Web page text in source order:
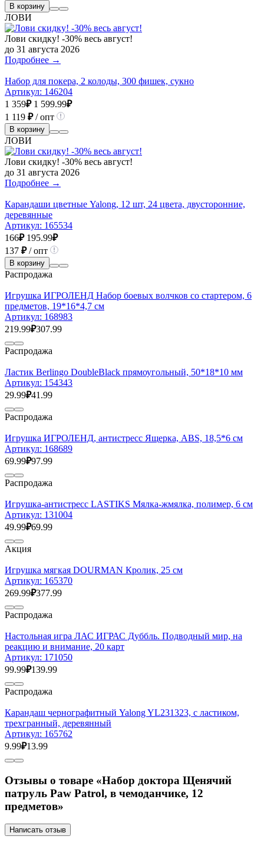
В корзину
ЛОВИ
Лови скидку! -30% весь август!
до 31 августа 2026
Подробнее →
Набор для покера, 2 колоды, 300 фишек, сукно
Артикул: 146204
1 359₽ 1 599.99₽
1 119 ₽/ опт
В корзину
ЛОВИ
Лови скидку! -30% весь август!
до 31 августа 2026
Подробнее →
Карандаши цветные Yalong, 12 шт, 24 цвета, двусторонние,
деревянные
Артикул: 165534
166₽ 195.99₽
137 ₽/ опт
В корзину
Распродажа
Игрушка ИГРОЛЕНД Набор боевых волчков со стартером, 6
предметов, 19*16*4,7 см
Артикул: 168983
219.99₽307.99
Распродажа
Ластик Berlingo DoubleBlack прямоугольный, 50*18*10 мм
Артикул: 154343
29.99₽41.99
Распродажа
Игрушка ИГРОЛЕНД, антистресс Ящерка, ABS, 18,5*6 см
Артикул: 168689
69.99₽97.99
Распродажа
Игрушка-антистресс LASTIKS Мялка-жмялка, полимер, 6 см
Артикул: 131004
49.99₽69.99
Акция
Игрушка мягкая DOURMAN Кролик, 25 см
Артикул: 165370
269.99₽377.99
Распродажа
Настольная игра ЛАС ИГРАС Дуббль. Подводный мир, на
реакцию и внимание, 20 карт
Артикул: 171050
99.99₽139.99
Распродажа
Карандаш чернографитный Yalong YL231323, с ластиком,
трехгранный, деревянный
Артикул: 165762
9.99₽13.99
Отзывы о товаре «Набор доктора Щенячий
патруль Paw Patrol, в чемоданчике, 12
предметов»
Написать отзыв